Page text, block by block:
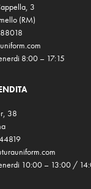
3
(RM)
8:00 – 17:15
38
10:00 – 13:00 /